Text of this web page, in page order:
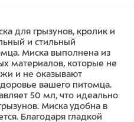
для грызунов, кролик и
и стильный
Миска выполнена из
материалов, которые не
и не оказывают
вашего питомца.
50 мл, что идеально
Миска удобна в
Благодаря гладкой